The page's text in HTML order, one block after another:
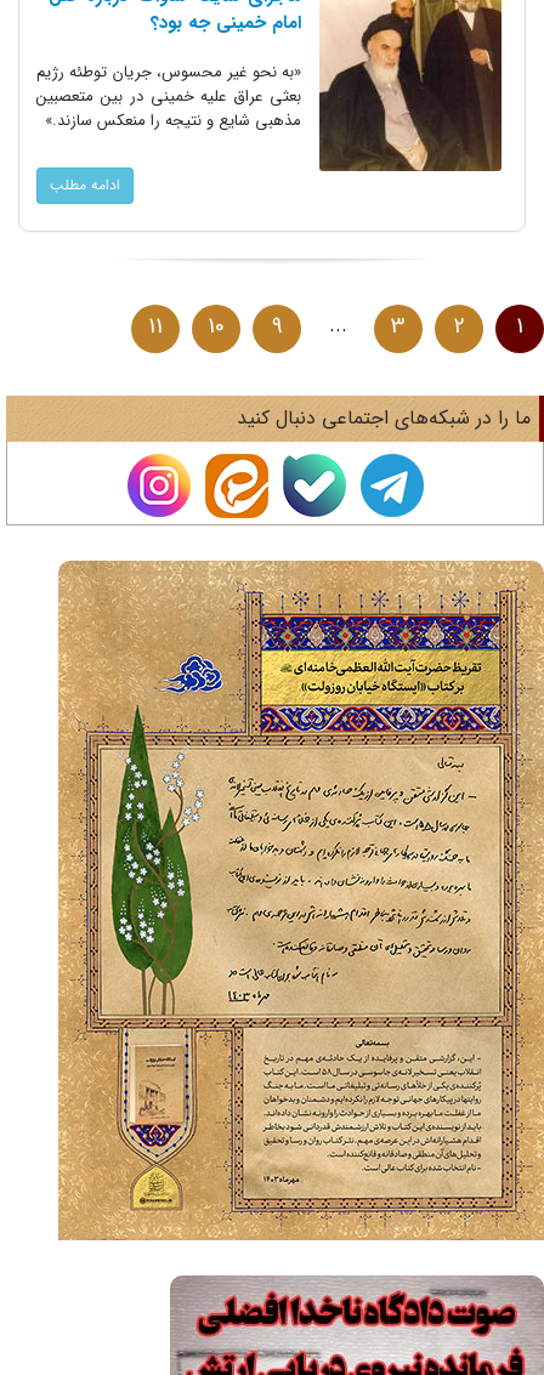
امام خمینی جه بود؟
«به نحو غیر محسوس، جریان توطئه رژیم
بعثی عراق علیه خمینی در بین متعصبین
مذهبی شایع و نتیجه را منعکس سازند.»
ادامه مطلب
1
2
3
9
10
11
را در شبکه‌های اجتماعی دنبال کنید